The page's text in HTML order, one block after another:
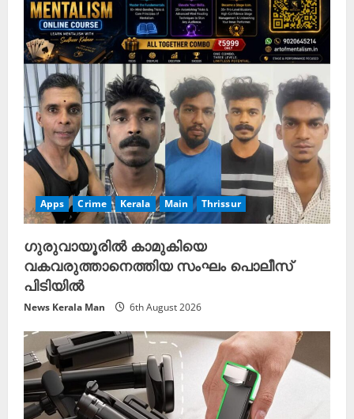
Apps Crime Kerala Main Thrissur
ഗുരുവായൂരിൽ കാമുകിയെ
വകവരുത്താനെത്തിയ സംഘം പൊലീസ്
പിടിയിൽ
News Kerala Man 6th August 2026